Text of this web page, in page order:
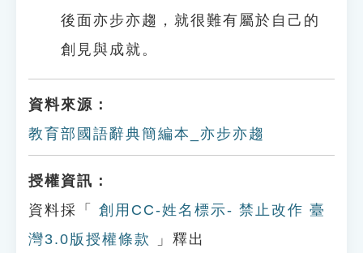
後面亦步亦趨，就很難有屬於自己的
創見與成就。
資料來源：
教育部國語辭典簡編本_亦步亦趨
授權資訊：
資料採「
創用CC-姓名標示- 禁止改作 臺
灣3.0版授權條款
」釋出